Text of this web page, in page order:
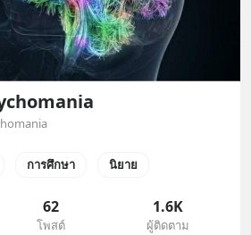
การศึกษา นิยาย
62
โพสต์
1.6K
ผู้ติดตาม